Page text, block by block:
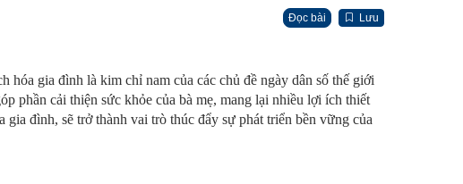
Đọc bài Lưu
hóa gia đình là kim chỉ nam của các chủ đề ngày dân số thế giới
phần cải thiện sức khỏe của bà mẹ, mang lại nhiều lợi ích thiết
đình, sẽ trở thành vai trò thúc đẩy sự phát triển bền vững của